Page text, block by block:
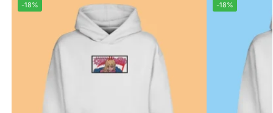
-18% -18%